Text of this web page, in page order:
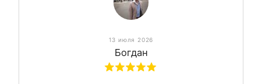
13 июля 2026
Богдан